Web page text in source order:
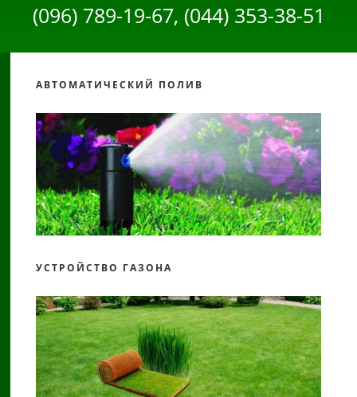
(096) 789-19-67, (044) 353-38-51
АВТОМАТИЧЕСКИЙ ПОЛИВ
УСТРОЙСТВО ГАЗОНА